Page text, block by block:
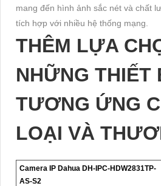
mang đến hình ảnh sắc nét và chất
tích hợp với nhiều hệ thống mạng.
THÊM LỰA
NHỮNG THIẾT
TƯƠNG ỨNG
LOẠI VÀ
Camera IP Dahua DH-IPC-HDW2831TP-
AS-S2